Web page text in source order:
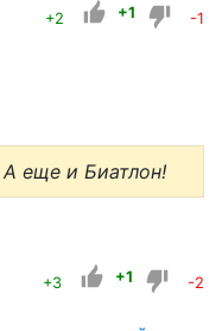
+2 +1 -1
А еще и Биатлон!
+3 +1 -2